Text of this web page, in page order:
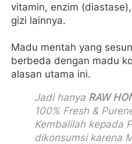
vitamin, enzim
gizi lainnya.
Madu mentah yang
berbeda dengan madu
alasan utama ini.
Jadi hanya RAW
100% Fresh &
Kembalilah kepada
dikonsumsi karena